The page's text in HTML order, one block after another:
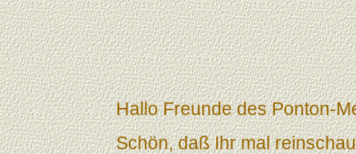
Hallo Freunde des Ponton-
Schön, daß Ihr mal